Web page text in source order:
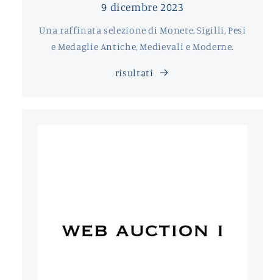
9 dicembre 2023
Una raffinata selezione di Monete, Sigilli, Pesi
e Medaglie Antiche, Medievali e Moderne.
risultati